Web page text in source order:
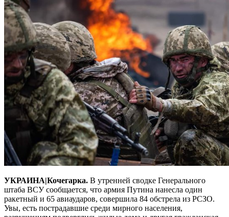
УКРАИНА|Кочегарка. В утренней сводке Генерального
штаба ВСУ сообщается, что армия Путина нанесла один
ракетный и 65 авиаударов, совершила 84 обстрела из РСЗО.
Увы, есть пострадавшие среди мирного населения,